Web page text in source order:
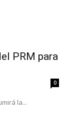
PRM para
0
la...